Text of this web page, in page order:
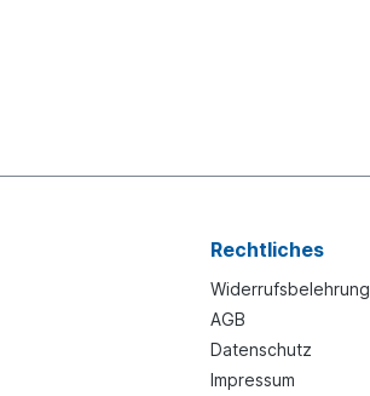
Rechtliches
Widerrufsbelehrung
AGB
Datenschutz
Impressum